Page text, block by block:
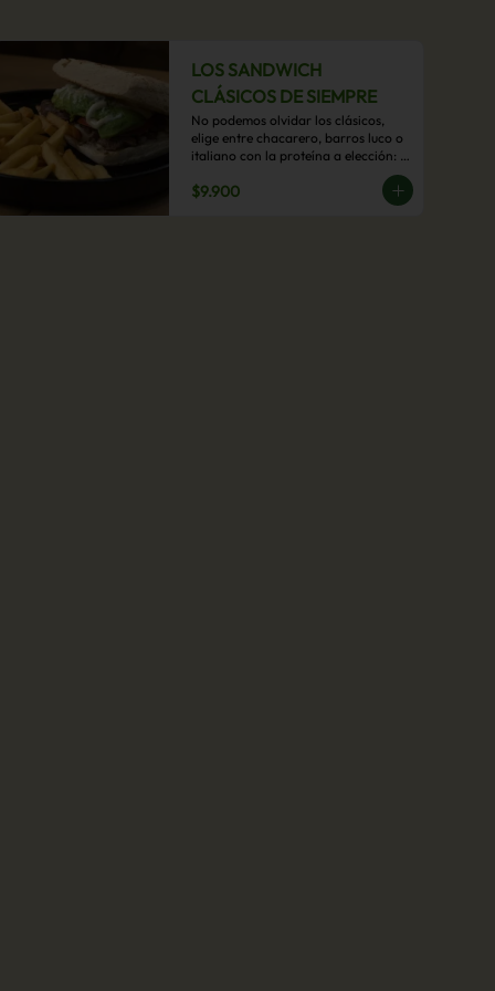
LOS SANDWICH
CLÁSICOS DE SIEMPRE
No podemos olvidar los clásicos,
elige entre chacarero, barros luco o
italiano con la proteína a elección:
mechada, pollo o hamburguesa con
acompañamiento de papas fritas.
$9.900